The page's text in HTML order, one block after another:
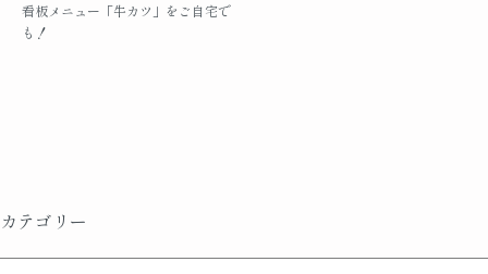
看板メニュー「牛カツ」をご自宅で
も！
カテゴリー